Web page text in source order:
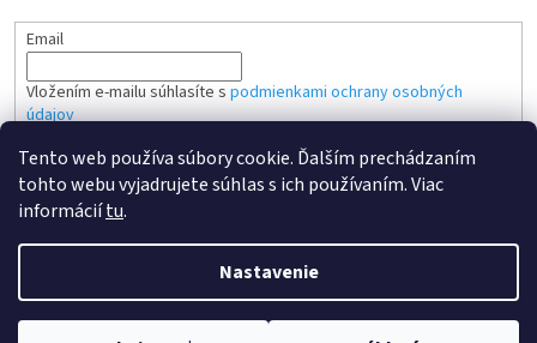
Tento web používa súbory cookie. Ďalším prechádzaním
tohto webu vyjadrujete súhlas s ich používaním. Viac
informáciítu.
Nastavenie
Email
Vložením e-mailu súhlasíte s podmienkami ochrany osobných
údajov
PRIHLÁSIŤ SA
Vytvoril Shoptet